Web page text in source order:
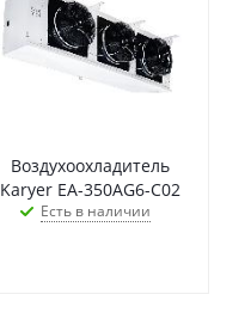
Воздухоохладитель
Karyer EA-350AG6-C02
Есть в наличии